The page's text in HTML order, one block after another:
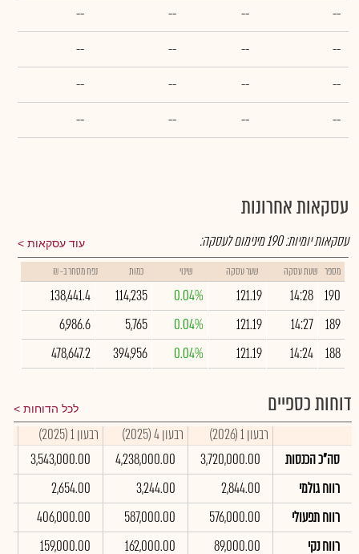
--
--
--
--
--
--
--
--
--
--
--
--
--
--
--
--
עסקאות אחרונות
עוד עסקאות עסקאות יומיות:190מינימום לעסקה:
מספר שעת עסקה שער עסקה שינוי כמות נפח מסחר ב- ₪
190
14:28
121.19
0.04%
114,235
138,441.4
189
14:27
121.19
0.04%
5,765
6,986.6
188
14:24
121.19
0.04%
394,956
478,647.2
דוחות כספיים לכל הדוחות
רבעון 1 (2026) רבעון 4 (2025) רבעון 1 (2025)
סה"כ הכנסות
3,720,000.00
4,238,000.00
3,543,000.00
רווח גולמי
2,844.00
3,244.00
2,654.00
רווח תפעולי
576,000.00
587,000.00
406,000.00
רווח נקי
89,000.00
162,000.00
159,000.00